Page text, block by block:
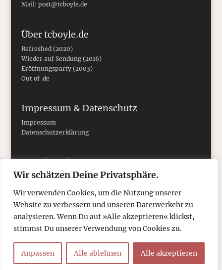
Wir schätzen Deine Privatsphäre.
Wir verwenden Cookies, um die Nutzung unserer
Website zu verbessern und unseren Datenverkehr zu
analysieren. Wenn Du auf »Alle akzeptieren« klickst,
stimmst Du unserer Verwendung von Cookies zu.
Anpassen Alle ablehnen Alle akzeptieren
Mail: post@tcboyle.de
Über tcboyle.de
Refreshed (2020)
Wieder auf Sendung (2016)
Eröffnungsparty (2003)
Out of .de
Impressum & Datenschutz
Impressum
Datenschutzerklärung
Social Media